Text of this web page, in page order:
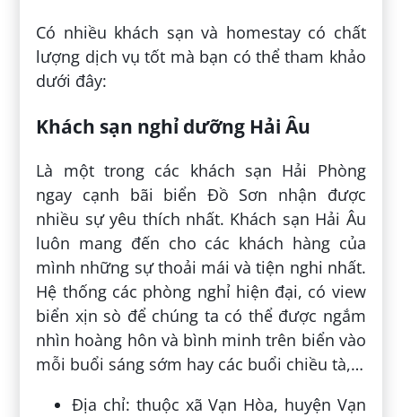
Có nhiều khách sạn và homestay có chất
lượng dịch vụ tốt mà bạn có thể tham khảo
dưới đây:
Khách sạn nghỉ dưỡng Hải Âu
Là một trong các khách sạn Hải Phòng
ngay cạnh bãi biển Đồ Sơn nhận được
nhiều sự yêu thích nhất. Khách sạn Hải Âu
luôn mang đến cho các khách hàng của
mình những sự thoải mái và tiện nghi nhất.
Hệ thống các phòng nghỉ hiện đại, có view
biển xịn sò để chúng ta có thể được ngắm
nhìn hoàng hôn và bình minh trên biển vào
mỗi buổi sáng sớm hay các buổi chiều tà,…
Địa chỉ: thuộc xã Vạn Hòa, huyện Vạn